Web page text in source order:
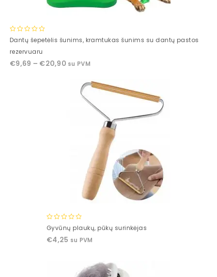
0
of
5
Dantų šepetėlis šunims, kramtukas šunims su dantų pastos
rezervuaru
€9,69 – €20,90 su PVM
0
of
Gyvūnų plaukų, pūkų surinkėjas
€4,25 su PVM